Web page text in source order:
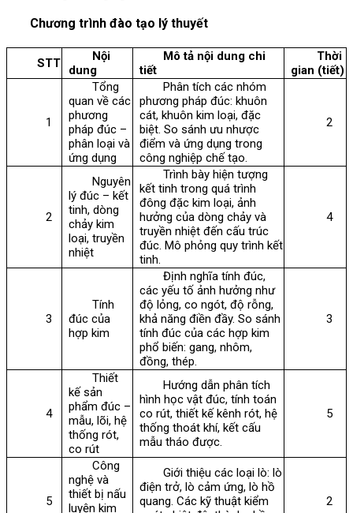
Chương trình đào tạo lý thuyết
STT
Nội
dung
Mô tả nội dung chi
tiết
Thời
gian (tiết)
1
Tổng
quan về các
phương
pháp đúc –
phân loại và
ứng dụng
Phân tích các nhóm
phương pháp đúc: khuôn
cát, khuôn kim loại, đặc
biệt. So sánh ưu nhược
điểm và ứng dụng trong
công nghiệp chế tạo.
2
2
Nguyên
lý đúc – kết
tinh, dòng
chảy kim
loại, truyền
nhiệt
Trình bày hiện tượng
kết tinh trong quá trình
đông đặc kim loại, ảnh
hưởng của dòng chảy và
truyền nhiệt đến cấu trúc
đúc. Mô phỏng quy trình kết
tinh.
4
3
Tính
đúc của
hợp kim
Định nghĩa tính đúc,
các yếu tố ảnh hưởng như
độ lỏng, co ngót, độ rỗng,
khả năng điền đầy. So sánh
tính đúc của các hợp kim
phổ biến: gang, nhôm,
đồng, thép.
3
4
Thiết
kế sản
phẩm đúc –
mẫu, lõi, hệ
thống rót,
co rút
Hướng dẫn phân tích
hình học vật đúc, tính toán
co rút, thiết kế kênh rót, hệ
thống thoát khí, kết cấu
mẫu tháo được.
5
5
Công
nghệ và
thiết bị nấu
luyện kim
Giới thiệu các loại lò: lò
điện trở, lò cảm ứng, lò hồ
quang. Các kỹ thuật kiểm
2